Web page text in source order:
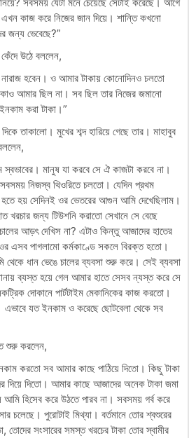
সবসময় যেটা মনে চেয়েছে সেটাই করেছে। আগে
কাজ করে নিজের জান দিয়ে। শান্তি কখনো
জন্য ভেবেছে?”
উঠে বললেন,
হবেন। ও আমার টাকায় কোনোদিনও চলতো
আমার ছিল না। সব ছিল তার নিজের জমানো
করা টাকা।”
তাকালো। মুখের শব্দ হারিয়ে গেছে তার। মাহাবুব
মানুষ যা করবে সে ঐ কাজটা করবে না।
নিজস্ব থিওরিতে চলতো। যেদিন প্রথম
হয় সেদিনই ওর ভেতরের আগুন আমি দেখেছিলাম।
খরচার জন্য টিউশনি করাতো সেখানে সে বেছে
আড়ৎ দেখিস না? এটাও কিন্তু আজাদের হাতের
এসব পাগলামো কর্মকাণ্ডে সকলে বিরক্ত হতো।
ধান ভেঙে চালের ব্যবসা শুরু করে। সেই ব্যবসা
ব্যস্ত হয়ে গেল আমার হাতে সেসব ন্যস্ত করে সে
দোকানে পার্টটাইম মেকানিকের কাজ করতো।
যত ইনকাম ও করেছে ছোটবেলা থেকে সব
শুরু করলেন,
করতো সব আমার কাছে পাঠিয়ে দিতো। কিছু টাকা
দিয়ে দিতো। আমার কাছে আজাদের অনেক টাকা জমা
হিসেব করে উঠতে পারব না। সবসময় গর্ব করে
চলেছে। পুরোটাই মিথ্যা। বর্তমানে তোর শ্বশুরের
তোদের সংসারের সমস্ত খরচের টাকা তোর স্বামীর